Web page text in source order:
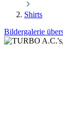
Shirts
Bildergalerie